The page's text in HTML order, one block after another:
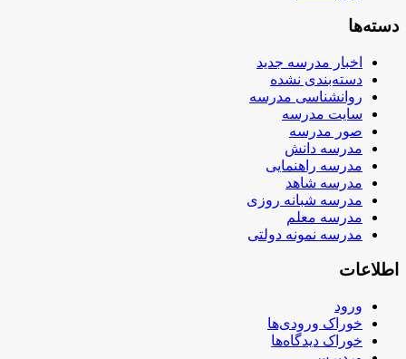
دسته‌ها
اخبار مدرسه جدید
دسته‌بندی نشده
روانشناسی مدرسه
سایت مدرسه
صور مدرسه
مدرسه دانش
مدرسه راهنمایی
مدرسه شاهد
مدرسه شبانه روزی
مدرسه معلم
مدرسه نمونه دولتی
اطلاعات
ورود
خوراک ورودی‌ها
خوراک دیدگاه‌ها